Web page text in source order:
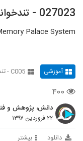
29
027023 - تندخوانی سری چهارم
Palace System
آموزشی C005 - تندخوانی (Speed Reading)
۴۰۰
دانش، پژوهش و
۲۲ فروردین ۱۳۹۷
دانلود بیشتر